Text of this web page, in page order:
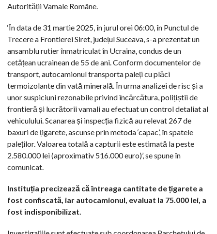
Autorității Vamale Române.
‘În data de 31 martie 2025, în jurul orei 06:00, în Punctul de
Trecere a Frontierei Siret, județul Suceava, s-a prezentat un
ansamblu rutier înmatriculat în Ucraina, condus de un
cetățean ucrainean de 55 de ani. Conform documentelor de
transport, autocamionul transporta paleți cu plăci
termoizolante din vată minerală. În urma analizei de risc și a
unor suspiciuni rezonabile privind încărcătura, polițiștii de
frontieră și lucrătorii vamali au efectuat un control detaliat al
vehiculului. Scanarea și inspecția fizică au relevat 267 de
baxuri de țigarete, ascunse prin metoda ‘capac’, în spatele
paleților. Valoarea totală a capturii este estimată la peste
2.580.000 lei (aproximativ 516.000 euro)’, se spune în
comunicat.
Instituția precizează că întreaga cantitate de țigarete a
fost confiscată, iar autocamionul, evaluat la 75.000 lei, a
fost indisponibilizat.